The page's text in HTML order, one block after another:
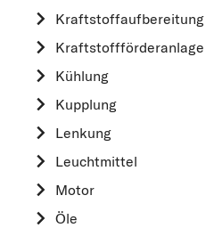
Kraftstoff­aufbereitung
Kraftstoff­förderanlage
Kühlung
Kupplung
Lenkung
Leuchtmittel
Motor
Öle